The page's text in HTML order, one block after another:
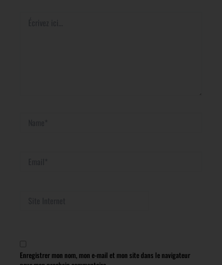
Enregistrer mon nom, mon e-mail et mon site dans le navigateur